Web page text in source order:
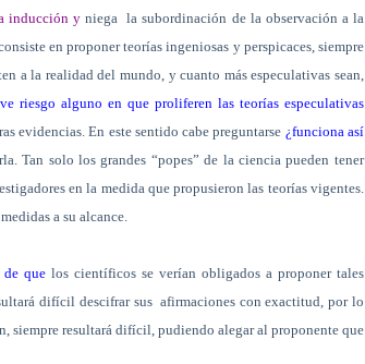
inducción y niega la subordinación de la observación a la
en proponer teorías ingeniosas y perspicaces, siempre
a la realidad del mundo, y cuanto más especulativas sean,
riesgo alguno en que proliferen las teorías especulativas
evidencias. En este sentido cabe preguntarse ¿funciona así
Tan solo los grandes “popes” de la ciencia pueden tener
en la medida que propusieron las teorías vigentes.
a su alcance.
de quelos científicos se verían obligados a proponer tales
difícil descifrar sus afirmaciones con exactitud, por lo
siempre resultará difícil, pudiendo alegar al proponente que